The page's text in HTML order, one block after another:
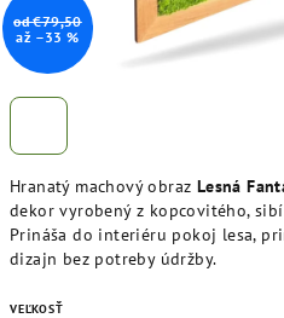
Hranatý machový obraz Lesná
dekor vyrobený z kopcovitého,
Prináša do interiéru pokoj lesa,
dizajn bez potreby údržby.
VEĽKOSŤ
od €79,50
až –33 %